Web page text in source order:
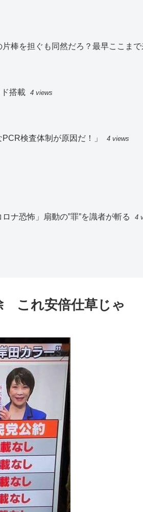
棒を担ぐも同然だろ？最早ここまで
搭載 4 views
検査体制が原因だ！」 4 views
ナ恐怖」扇動の”罪”を識者が斬る 4
これ安倍仕草じゃ